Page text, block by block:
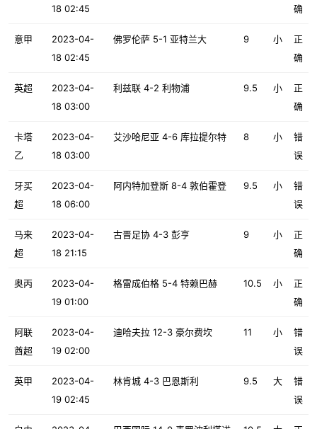
18 02:45
确
意甲
2023-04-
18 02:45
佛罗伦萨 5-1 亚特兰大 9 小
正
确
英超
2023-04-
18 03:00
利兹联 4-2 利物浦 9.5 小
正
确
卡塔
乙
2023-04-
18 03:00
艾沙哈尼亚 4-6 库拉提尔特 8 小
错
误
牙买
超
2023-04-
18 06:00
阿内特加登斯 8-4 敦伯霍登 9.5 小
错
误
马来
超
2023-04-
18 21:15
古晋足协 4-3 彭亨 9 小
正
确
奥丙
2023-04-
19 01:00
格雷成伯格 5-4 特赖巴赫 10.5 小
正
确
阿联
酋超
2023-04-
19 02:00
迪哈夫拉 12-3 豪尔费坎 11 小
错
误
英甲
2023-04-
19 02:45
林肯城 4-3 巴恩斯利 9.5 大
错
误